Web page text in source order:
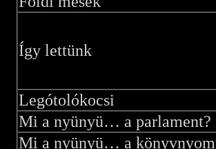
Így lettünk
Legótolókocsi
Mi a nyünyü… a parlament?
Mi a nyünyü… a